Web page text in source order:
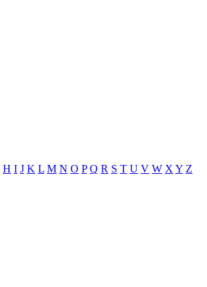
H I J K L M N O P Q R S T U V W X Y Z